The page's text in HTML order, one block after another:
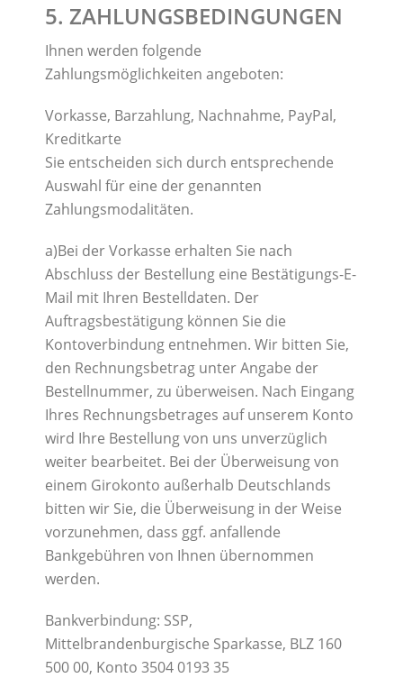
5. ZAHLUNGSBEDINGUNGEN
Ihnen werden folgende
Zahlungsmöglichkeiten angeboten:
Vorkasse, Barzahlung, Nachnahme, PayPal,
Kreditkarte
Sie entscheiden sich durch entsprechende
Auswahl für eine der genannten
Zahlungsmodalitäten.
a)Bei der Vorkasse erhalten Sie nach
Abschluss der Bestellung eine Bestätigungs-E-
Mail mit Ihren Bestelldaten. Der
Auftragsbestätigung können Sie die
Kontoverbindung entnehmen. Wir bitten Sie,
den Rechnungsbetrag unter Angabe der
Bestellnummer, zu überweisen. Nach Eingang
Ihres Rechnungsbetrages auf unserem Konto
wird Ihre Bestellung von uns unverzüglich
weiter bearbeitet. Bei der Überweisung von
einem Girokonto außerhalb Deutschlands
bitten wir Sie, die Überweisung in der Weise
vorzunehmen, dass ggf. anfallende
Bankgebühren von Ihnen übernommen
werden.
Bankverbindung: SSP,
Mittelbrandenburgische Sparkasse, BLZ 160
500 00, Konto 3504 0193 35